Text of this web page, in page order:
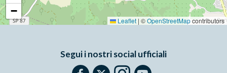
−
Leaflet | ©OpenStreetMapcontributors
Segui i nostri social ufficiali